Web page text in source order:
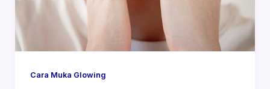
Cara Muka Glowing